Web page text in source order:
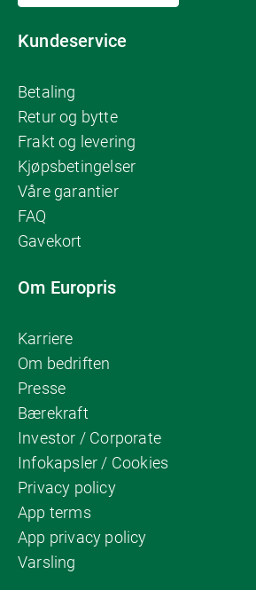
Kundeservice
Betaling
Retur og bytte
Frakt og levering
Kjøpsbetingelser
Våre garantier
FAQ
Gavekort
Om Europris
Karriere
Om bedriften
Presse
Bærekraft
Investor / Corporate
Infokapsler / Cookies
Privacy policy
App terms
App privacy policy
Varsling